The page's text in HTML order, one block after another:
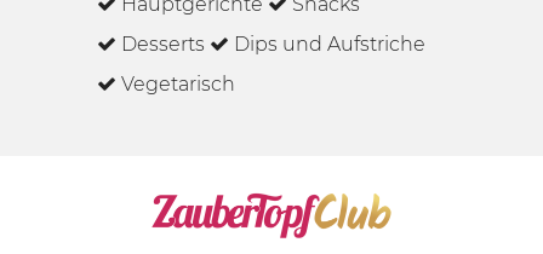
Desserts
Dips und Aufstriche
Vegetarisch